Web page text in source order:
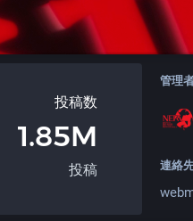
投稿数
1.85M
投稿
管理
連絡